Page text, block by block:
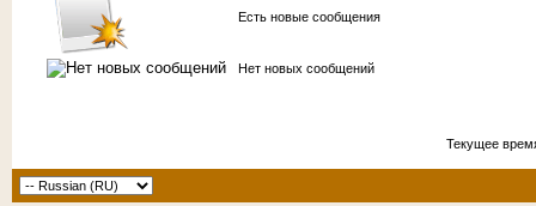
Есть новые сообщения
Нет новых сообщений
Текущее